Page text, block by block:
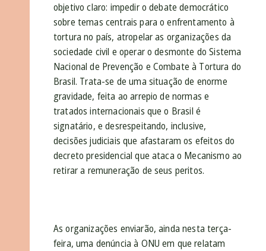
objetivo claro: impedir o debate democrático
sobre temas centrais para o enfrentamento à
tortura no país, atropelar as organizações da
sociedade civil e operar o desmonte do Sistema
Nacional de Prevenção e Combate à Tortura do
Brasil. Trata-se de uma situação de enorme
gravidade, feita ao arrepio de normas e
tratados internacionais que o Brasil é
signatário, e desrespeitando, inclusive,
decisões judiciais que afastaram os efeitos do
decreto presidencial que ataca o Mecanismo ao
retirar a remuneração de seus peritos.
As organizações enviarão, ainda nesta terça-
feira, uma denúncia à ONU em que relatam